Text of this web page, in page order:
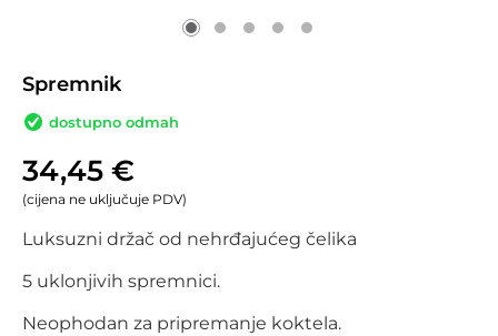
Spremnik
dostupno odmah
34,45 €
(cijena ne uključuje PDV)
Luksuzni držač od nehrđajućeg čelika
5 uklonjivih spremnici.
Neophodan za pripremanje koktela.